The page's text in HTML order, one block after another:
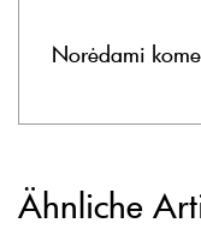
Norėdami
Ähnliche